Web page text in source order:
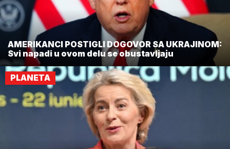
AMERIKANCI POSTIGLI DOGOVOR SA UKRAJINOM:
Svi napadi u ovom delu se obustavljaju
PLANETA